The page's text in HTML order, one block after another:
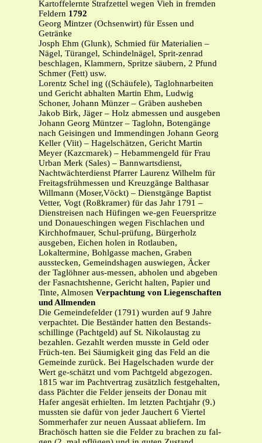
Kartoffelernte Strafzettel wegen Vieh in fremden
Feldern 1792
Georg Mintzer (Ochsenwirt) für Essen und
Getränke
Josph Ehm (Glunk), Schmied für Materialien –
Nägel, Türangel, Schindelnägel, Sprit-zenrad
beschlagen, Klammern, Spritze säubern, 2 Pfund
Schmer (Fett) usw.
Lorentz Schel ing ((Schäufele), Taglohnarbeiten
und Gericht abhalten Martin Ehm, Ludwig
Schoner, Johann Münzer – Gräben ausheben
Jakob Birk, Jäger – Holz abmessen und ausgeben
Johann Georg Müntzer – Taglohn, Botengänge
nach Geisingen und Immendingen Johann Georg
Keller (Viit) – Hagelschätzen, Gericht Martin
Meyer (Kazcmarek) – Hebammengeld für Frau
Urban Merk (Sales) – Bannwartsdienst,
Nachtwächterdienst Pfarrer Laurenz Wilhelm für
Freitagsfrühmessen und Kreuzgänge Balthasar
Willmann (Moser,Vöckt) – Dienstgänge Baptist
Vetter, Vogt (Roßkramer) für das Jahr 1791 –
Dienstreisen nach Hüfingen we-gen Feuerspritze
und Donaueschingen wegen Fischlachen und
Kirchhofmauer, Schul-prüfung, Bürgerholz
ausgeben, Eichen holen in Rotlauben,
Lokaltermine, Bohlgasse machen, Graben
ausstecken, Gemeindshagen auswiegen, Äcker
der Taglöhner aus-messen, abholen und abgeben
der Fasnachtshenne, Gericht halten, Papier und
Tinte, Almosen Verpachtung von Liegenschaften
und Allmenden
Die Gemeindefelder (1791) wurden auf 9 Jahre
verpachtet. Die Beständer hatten den Bestands-
schillinge (Pachtgeld) auf St. Nikolaustag zu
bezahlen. Gezahlt werden musste in Geld oder
Früch-ten. Bei Säumigkeit ging das Feld an die
Gemeinde zurück. Bei Hagelschaden wurde der
Wert ge-schätzt und vom Pachtgeld abgezogen.
1815 war im Pachtvertrag zusätzlich festgehalten,
dass Pächter die Felder jenseits der Donau mit
Hafer angesät erhielten. Im letzten Pachtjahr (9.)
mussten sie dafür von jeder Jauchert 6 Viertel
Sommerhafer zur neuen Aussaat abliefern. Im
Brachösch hatten sie die Felder zu brachen zu fal-